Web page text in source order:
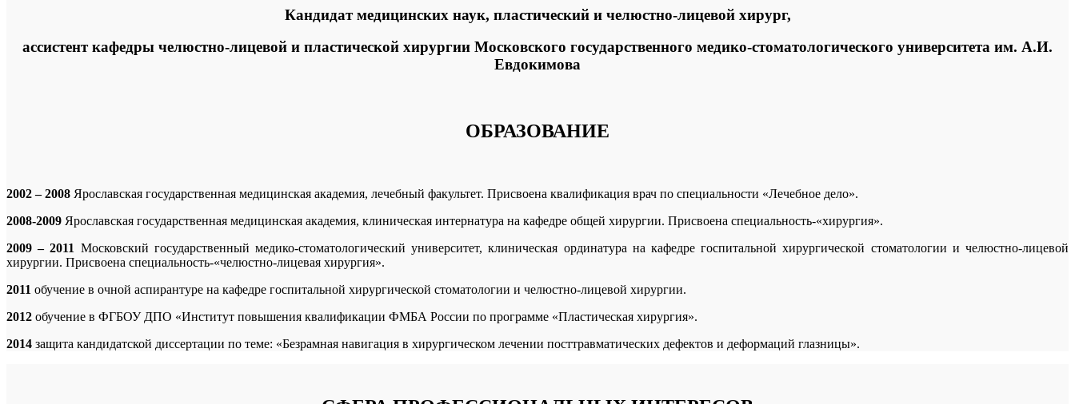
Кандидат медицинских наук, пластический и челюстно-лицевой хирург,
ассистент кафедры челюстно-лицевой и пластической хирургии Московского государственного медико-стоматологического университета им. А.И.
Евдокимова
ОБРАЗОВАНИЕ
2002 – 2008 Ярославская государственная медицинская академия, лечебный факультет. Присвоена квалификация врач по специальности «Лечебное дело».
2008-2009 Ярославская государственная медицинская академия, клиническая интернатура на кафедре общей хирургии. Присвоена специальность-«хирургия».
2009 – 2011 Московский государственный медико-стоматологический университет, клиническая ординатура на кафедре госпитальной хирургической стоматологии и челюстно-лицевой
хирургии. Присвоена специальность-«челюстно-лицевая хирургия».
2011 обучение в очной аспирантуре на кафедре госпитальной хирургической стоматологии и челюстно-лицевой хирургии.
2012 обучение в ФГБОУ ДПО «Институт повышения квалификации ФМБА России по программе «Пластическая хирургия».
2014 защита кандидатской диссертации по теме: «Безрамная навигация в хирургическом лечении посттравматических дефектов и деформаций глазницы».